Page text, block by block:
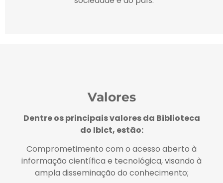
Valores
Dentre os principais valores da Biblioteca
do Ibict, estão:
Comprometimento com o acesso aberto à
informação científica e tecnológica, visando à
ampla disseminação do conhecimento;